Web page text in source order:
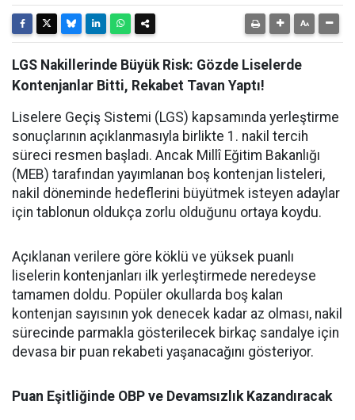
LGS Nakillerinde Büyük Risk: Gözde Liselerde
Kontenjanlar Bitti, Rekabet Tavan Yaptı!
Liselere Geçiş Sistemi (LGS) kapsamında yerleştirme
sonuçlarının açıklanmasıyla birlikte 1. nakil tercih
süreci resmen başladı. Ancak Millî Eğitim Bakanlığı
(MEB) tarafından yayımlanan boş kontenjan listeleri,
nakil döneminde hedeflerini büyütmek isteyen adaylar
için tablonun oldukça zorlu olduğunu ortaya koydu.
Açıklanan verilere göre köklü ve yüksek puanlı
liselerin kontenjanları ilk yerleştirmede neredeyse
tamamen doldu. Popüler okullarda boş kalan
kontenjan sayısının yok denecek kadar az olması, nakil
sürecinde parmakla gösterilecek birkaç sandalye için
devasa bir puan rekabeti yaşanacağını gösteriyor.
Puan Eşitliğinde OBP ve Devamsızlık Kazandıracak